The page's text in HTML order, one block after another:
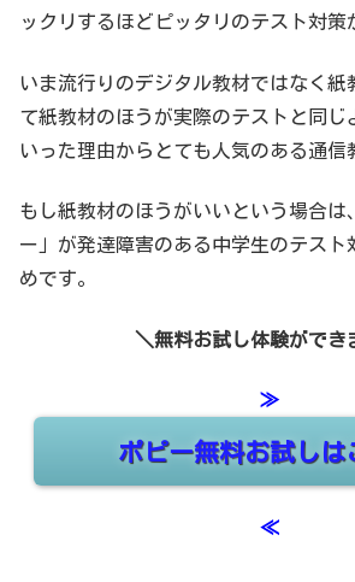
ックリするほどピッタリのテスト対策
いま流行りのデジタル教材ではなく紙
て紙教材のほうが実際のテストと同じ
いった理由からとても人気のある通信
もし紙教材のほうがいいという場合は
ー」が発達障害のある中学生のテスト
めです。
＼無料お試し体験ができ
≫
ポピー無料お試しは
≪